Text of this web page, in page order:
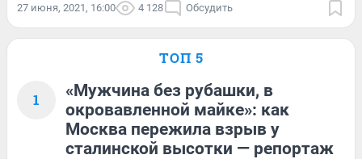
27 июня, 2021, 16:00 4 128 Обсудить
ТОП 5
1
«Мужчина без рубашки, в
окровавленной майке»: как
Москва пережила взрыв у
сталинской высотки — репортаж